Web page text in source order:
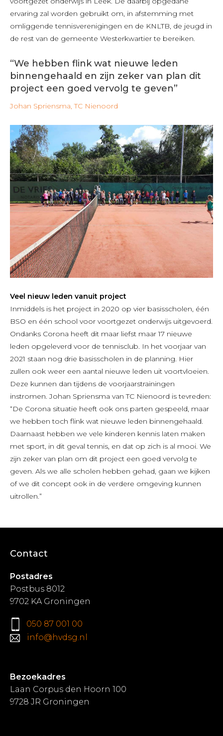
ervaring zal worden gebruikt om, in afstemming met
omliggende tennisverenigingen en de KNLTB, de jeugd in
de rest van de gemeente Westerkwartier te bereiken.
“We hebben flink wat nieuwe leden
binnengehaald en zijn zeker van plan dit
project een goed vervolg te geven”
Johan Spriensma, TC Nienoord
Veel nieuw leden vanuit project
Inmiddels is het project in 2020 op vier basisscholen, één
BSO en één school voor voortgezet onderwijs uitgevoerd.
Ondanks Corona heeft dit maar liefst maar 17 nieuwe
leden opgeleverd voor de tennisclub. In het voorjaar van
2021 staan nog drie basisscholen in de planning. Hier
zullen ook weer een aantal nieuwe leden uit voortvloeien.
Deze kunnen dan tijdens de voorjaarstrainingen
instromen. Johan Spriensma van TC Nienoord is tevreden:
“De Corona situatie heeft ook ons parten gespeeld, maar
we hebben toch flink wat nieuwe leden binnengehaald.
Daarnaast hebben we vele kinderen kennis laten maken
met sport, in dit geval tennis, en dat op zich is al mooi. We
zijn zeker van plan om dit project een goed vervolg te
geven. Als we alle scholen hebben gehad, gaan we kijken
of we dit concept ook in de verdere omgeving kunnen
uitrollen.”
Contact
Postadres
Postbus 8012
9702 KA Groningen
050 87 001 00
info@hvdsg.nl
Bezoekadres
Laan Corpus den Hoorn 100
9728 JR Groningen